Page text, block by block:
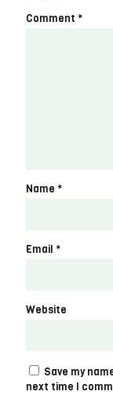
Comment *
Name *
Email *
Website
Save my
next time I